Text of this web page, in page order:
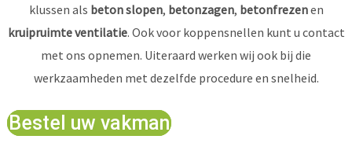
klussen als beton slopen, betonzagen, betonfrezenen
kruipruimte ventilatie. Ook voor koppensnellen kunt u contact
met ons opnemen. Uiteraard werken wij ook bij die
werkzaamheden met dezelfde procedure en snelheid.
Bestel uw vakman